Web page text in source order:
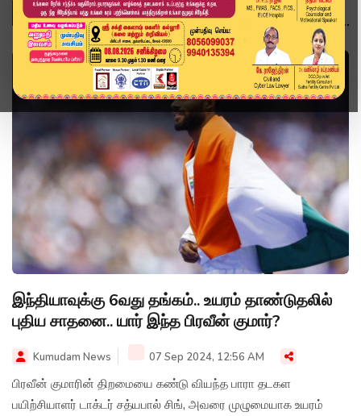
2024 பாரிஸ் பாராலிம்பிக்
இந்தியாவுக்கு 6வது தங்கம்.. உயரம் தாண்டுதலில்
புதிய சாதனை.. யார் இந்த பிரவீன் குமார்?
Kumudam News 07 Sep 2024, 12:56 AM
பிரவீன் குமாரின் திறமையை கண்டு வியந்த பாரா தடகள
பயிற்சியாளர் டாக்டர் சத்யபால் சிங், அவரை முழுமையாக உயரம்